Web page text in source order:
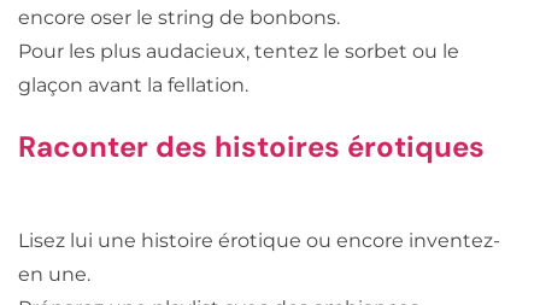
encore oser le string de bonbons.
Pour les plus audacieux, tentez le sorbet ou le
glaçon avant la fellation.
Raconter des histoires érotiques
Lisez lui une histoire érotique ou encore inventez-
en une.